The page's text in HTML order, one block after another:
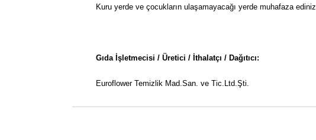
Kuru yerde ve çocukların ulaşamayacağı yerde muhafaza ediniz.
Gıda İşletmecisi / Üretici / İthalatçı / Dağıtıcı:
Euroflower Temizlik Mad.San. ve Tic.Ltd.Şti.